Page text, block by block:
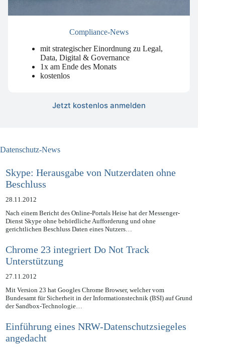
mit strategischer Einordnung zu Legal,
Data, Digital & Governance
1x am Ende des Monats
Skype: Herausgabe von Nutzerdaten ohne
Beschluss
28.11.2012
Nach einem Bericht des Online-Portals Heise hat der Messenger-
Dienst Skype ohne behördliche Aufforderung und ohne
Chrome 23 integriert Do Not Track
Unterstützung
27.11.2012
Mit Version 23 hat Googles Chrome Browser, welcher vom
Bundesamt für Sicherheit in der Informationstechnik (BSI) auf Grund
Einführung eines NRW-Datenschutzsiegeles